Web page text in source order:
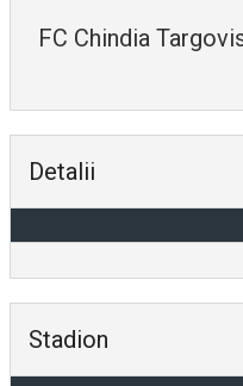
FC Chindia
Detalii
Stadion